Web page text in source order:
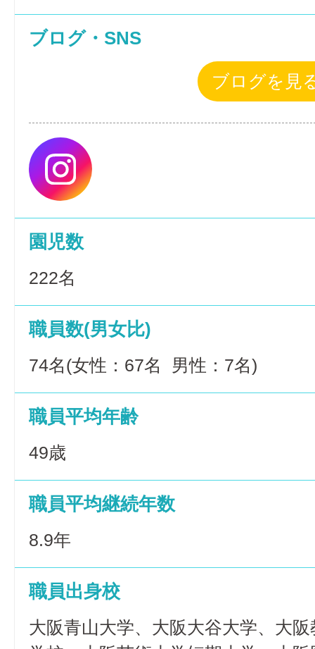
ブログ・SNS
ブログを見
園児数
222名
職員数(男女比)
74名(女性：67名 男性：7名)
職員平均年齢
49歳
職員平均継続年数
8.9年
職員出身校
大阪青山大学、大阪大谷大学、大